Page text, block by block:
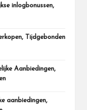
inlogbonussen,
Tijdgebonden
Aanbiedingen,
aanbiedingen,